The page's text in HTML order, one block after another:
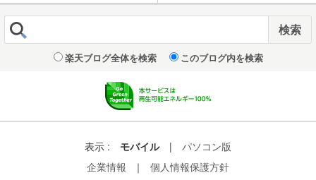
楽天ブログ全体を検索 このブログ内を検索
表示 : モバイル |
パソコン版
企業情報
｜ 個人情報保護方針